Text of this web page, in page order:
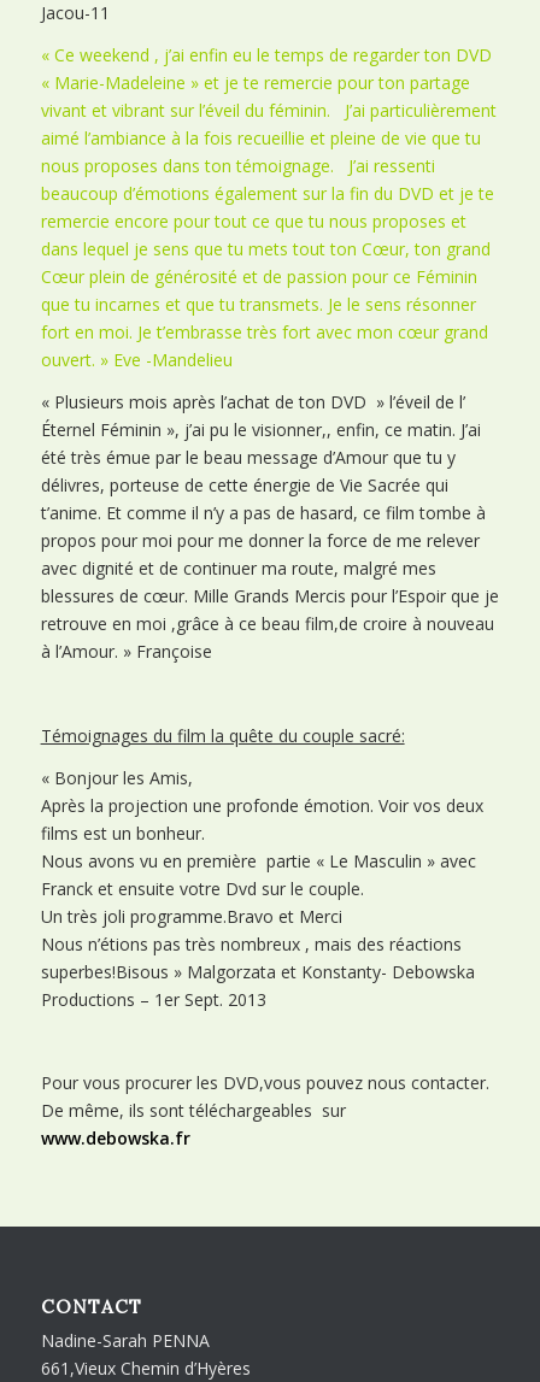
Jacou-11
« Ce weekend , j’ai enfin eu le temps de regarder ton DVD
« Marie-Madeleine » et je te remercie pour ton partage
vivant et vibrant sur l’éveil du féminin. J’ai particulièrement
aimé l’ambiance à la fois recueillie et pleine de vie que tu
nous proposes dans ton témoignage. J’ai ressenti
beaucoup d’émotions également sur la fin du DVD et je te
remercie encore pour tout ce que tu nous proposes et
dans lequel je sens que tu mets tout ton Cœur, ton grand
Cœur plein de générosité et de passion pour ce Féminin
que tu incarnes et que tu transmets. Je le sens résonner
fort en moi. Je t’embrasse très fort avec mon cœur grand
ouvert. » Eve -Mandelieu
« Plusieurs mois après l’achat de ton DVD » l’éveil de l’
Éternel Féminin », j’ai pu le visionner,, enfin, ce matin. J’ai
été très émue par le beau message d’Amour que tu y
délivres, porteuse de cette énergie de Vie Sacrée qui
t’anime. Et comme il n’y a pas de hasard, ce film tombe à
propos pour moi pour me donner la force de me relever
avec dignité et de continuer ma route, malgré mes
blessures de cœur. Mille Grands Mercis pour l’Espoir que je
retrouve en moi ,grâce à ce beau film,de croire à nouveau
à l’Amour. » Françoise
Témoignages du film la quête du couple sacré:
« Bonjour les Amis,
Après la projection une profonde émotion. Voir vos deux
films est un bonheur.
Nous avons vu en première partie « Le Masculin » avec
Franck et ensuite votre Dvd sur le couple.
Un très joli programme.Bravo et Merci
Nous n’étions pas très nombreux , mais des réactions
superbes!Bisous » Malgorzata et Konstanty- Debowska
Productions – 1er Sept. 2013
Pour vous procurer les DVD,vous pouvez nous contacter.
De même, ils sont téléchargeables sur
www.debowska.fr
CONTACT
Nadine-Sarah PENNA
661,Vieux Chemin d’Hyères